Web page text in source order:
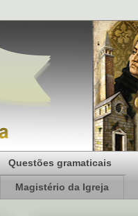
Questões gramaticais
Magistério da Igreja